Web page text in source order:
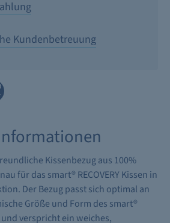
Kundenbetreuung
Kissenbezug aus 100%
für das smart® RECOVERY Kissen in
Der Bezug passt sich optimal an
Größe und Form des smart®
und verspricht ein weiches,